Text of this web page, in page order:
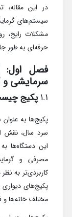
در این مقاله،
سیستم‌های
مشکلات رایج،
حرفه‌ای به طور
فصل اول:
سرمایشی و
1.1 پکیج
پکیج‌ها به
سرد سال، نقش
این دستگاه‌ها
مصرفی و
کاربردی‌تر به
پکیج‌های
مختلف خانه‌ها